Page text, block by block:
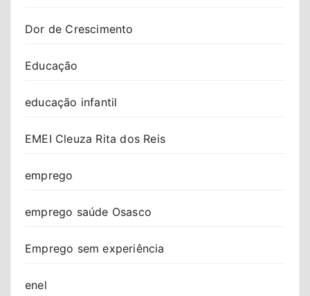
Dor de Crescimento
Educação
educação infantil
EMEI Cleuza Rita dos Reis
emprego
emprego saúde Osasco
Emprego sem experiência
enel